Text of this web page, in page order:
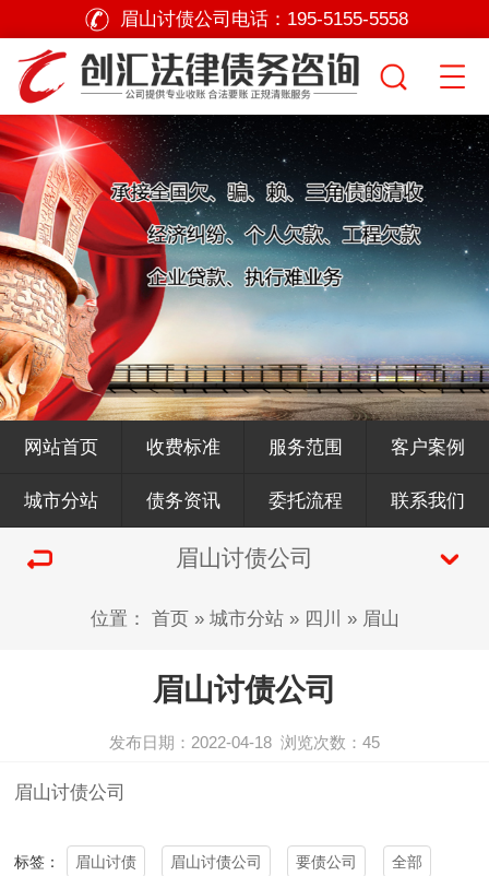
眉山讨债公司电话： 195-5155-5558
网站首页 收费标准 服务范围 客户案例
城市分站 债务资讯 委托流程 联系我们
眉山讨债公司
位置： 首页» 城市分站» 四川 » 眉山
眉山讨债公司
发布日期：2022-04-18 浏览次数：45
眉山讨债公司
标签： 眉山讨债 眉山讨债公司 要债公司 全部